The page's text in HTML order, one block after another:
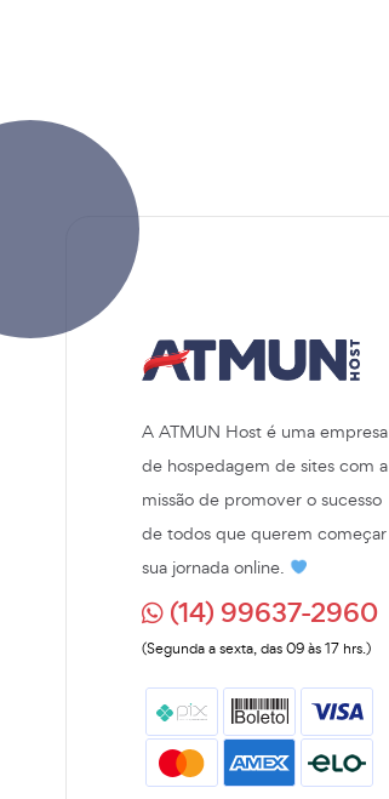
A ATMUN Host é uma empresa
de hospedagem de sites com a
missão de promover o sucesso
de todos que querem começar
sua jornada online.
(14) 99637-2960
(Segunda a sexta, das 09 às 17 hrs.)